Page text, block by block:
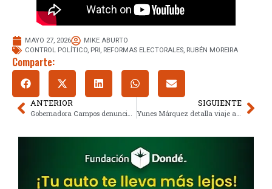
MAYO 27, 2026
MIKE ABURTO
CONTROL POLÍTICO, PRI , REFORMAS ELECTORALES, RUBÉN MOREIRA
Comparte:
ANTERIOR
Gobernadora Campos denuncia persecución tras citatorio por Javier Corral
SIGUIENTE
Yunes Márquez detalla viaje a Nueva York y niega acusaciones de ausentismo